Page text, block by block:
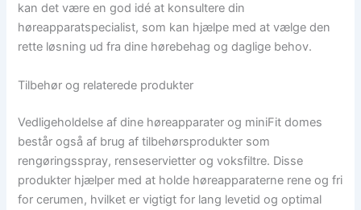
kan det være en god idé at konsultere din
høreapparatspecialist, som kan hjælpe med at vælge den
rette løsning ud fra dine hørebehag og daglige behov.
Tilbehør og relaterede produkter
Vedligeholdelse af dine høreapparater og miniFit domes
består også af brug af tilbehørsprodukter som
rengøringsspray, renseservietter og voksfiltre. Disse
produkter hjælper med at holde høreapparaterne rene og fri
for cerumen, hvilket er vigtigt for lang levetid og optimal